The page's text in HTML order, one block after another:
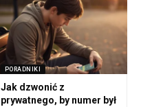
PORADNIKI
Jak dzwonić z
prywatnego, by numer był